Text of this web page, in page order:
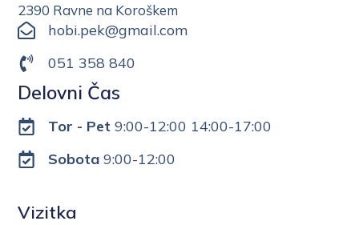
2390 Ravne na Koroškem
hobi.pek@gmail.com
051 358 840
Delovni Čas
Tor - Pet 9:00-12:00 14:00-17:00
Sobota9:00-12:00
Vizitka